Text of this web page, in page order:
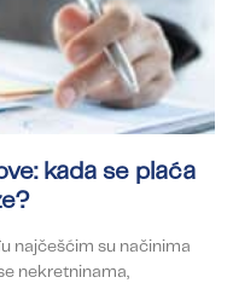
kada se plaća
najčešćim su načinima
nekretninama,